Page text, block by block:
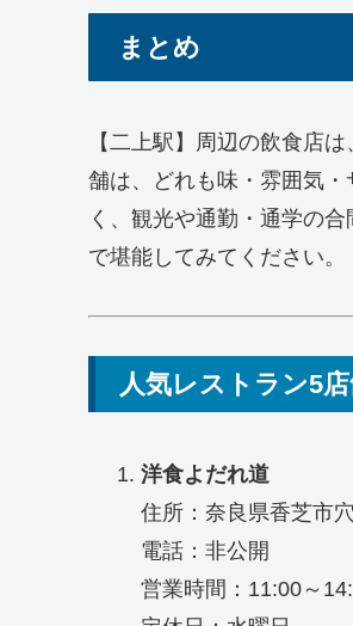
まとめ
【二上駅】周辺の飲食店
舗は、どれも味・雰囲気
く、観光や通勤・通学の
で堪能してみてください。
人気レストラン5
洋食よだれ道
住所：奈良県香芝市
電話：非公開
営業時間：11:00～